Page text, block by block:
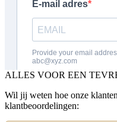
ALLES VOOR EEN
Wil jij weten hoe onze
klantbeoordelingen: